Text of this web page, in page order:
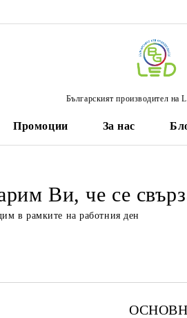
Българският производител на
Промоции За нас
Ви, че се
в рамките на работния ден